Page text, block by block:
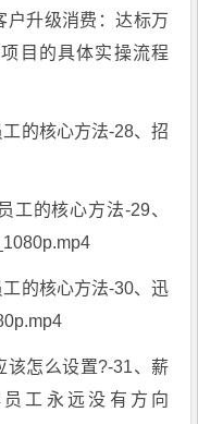
户升级消费：达标万
目的具体实操流程
的核心方法-28、招
工的核心方法-29、
的核心方法-30、迅
该怎么设置?-31、薪
工永远没有方向